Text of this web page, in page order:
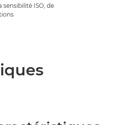
ISO, de